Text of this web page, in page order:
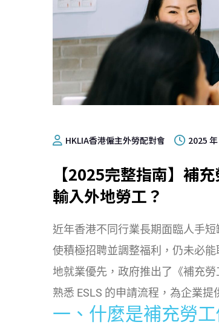
HKLIA香港僱主外勞配對會 2025
【2025完整指南】補
輸入外地勞工？
近年香港不同行業長期面臨人手
使積極招聘並調整福利，仍未必
地就業優先，政府推出了《補充
熟悉 ESLS 的申請流程，為企業
一、什麼是補充勞工